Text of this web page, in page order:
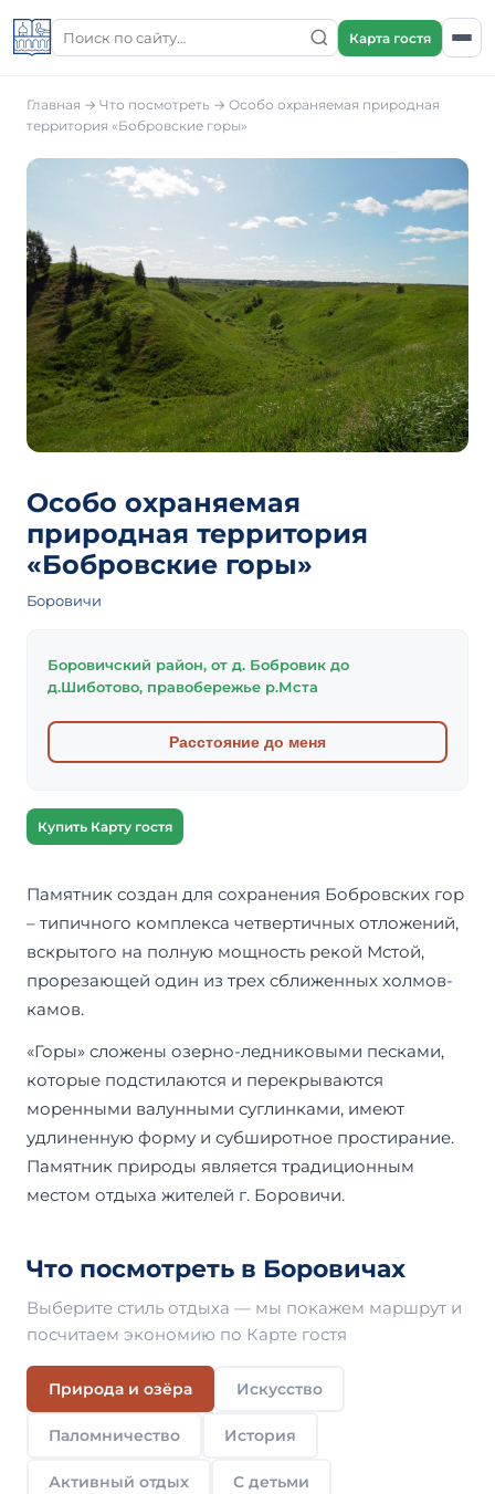
Карта гостя
Главная → Что посмотреть → Особо охраняемая природная
территория «Бобровские горы»
Особо охраняемая
природная территория
«Бобровские горы»
Боровичи
Боровичский район, от д. Бобровик до
д.Шиботово, правобережье р.Мста
Расстояние до меня
Купить Карту гостя
Памятник создан для сохранения Бобровских гор
– типичного комплекса четвертичных отложений,
вскрытого на полную мощность рекой Мстой,
прорезающей один из трех сближенных холмов-
камов.
«Горы» сложены озерно-ледниковыми песками,
которые подстилаются и перекрываются
моренными валунными суглинками, имеют
удлиненную форму и субширотное простирание.
Памятник природы является традиционным
местом отдыха жителей г. Боровичи.
Что посмотреть в Боровичах
Выберите стиль отдыха — мы покажем маршрут и
посчитаем экономию по Карте гостя
Природа и озёра Искусство
Паломничество История
Активный отдых С детьми